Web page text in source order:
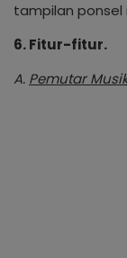
tampilan ponsel
6. Fitur-fitur.
A. Pemutar